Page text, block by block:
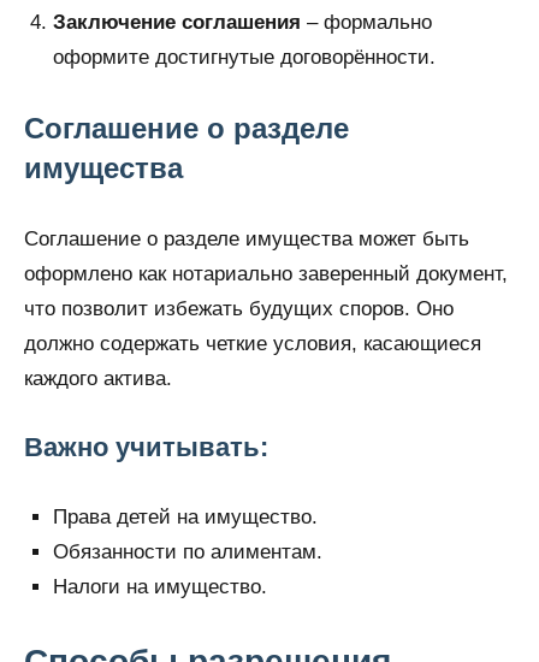
Заключение соглашения – формально
оформите достигнутые договорённости.
Соглашение о разделе
имущества
Соглашение о разделе имущества может быть
оформлено как нотариально заверенный документ,
что позволит избежать будущих споров. Оно
должно содержать четкие условия, касающиеся
каждого актива.
Важно учитывать:
Права детей на имущество.
Обязанности по алиментам.
Налоги на имущество.